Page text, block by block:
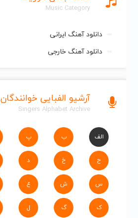
Music Category
دانلود آهنگ ایرانی
دانلود آهنگ خارجی
آرشیو الفبایی خوانندگان
Singers Alphabet Archive
الف ب پ
ح خ د
س ش ع
ک گ ل